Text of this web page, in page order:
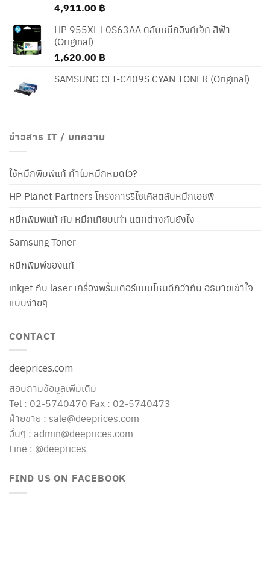
4,911.00 ฿
HP 955XL L0S63AA ตลับหมึกอิงค์เจ็ท สีฟ้า
(Original)
1,620.00 ฿
SAMSUNG CLT-C409S CYAN TONER (Original)
ข่าวสาร IT / บทความ
ใช้หมึกพิมพ์แท้ ทำไมหมึกหมดไว?
HP Planet Partners โครงการรีไซเคิลตลับหมึกเอชพี
หมึกพิมพ์แท้ กับ หมึกเทียบเท่า แตกต่างกันยังไง
Samsung Toner
หมึกพิมพ์ของแท้
inkjet กับ laser เครื่องพริ้นเตอร์แบบไหนดีกว่ากัน อธิบายเข้าใจ
แบบง่ายๆ
CONTACT
deeprices.com
สอบถามข้อมูลเพิ่มเติม
Tel : 02-5740470 Fax : 02-5740473
ฝ่ายขาย : sale@deeprices.com
อื่นๆ : admin@deeprices.com
Line : @deeprices
FIND US ON FACEBOOK